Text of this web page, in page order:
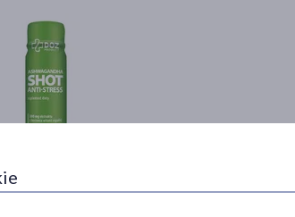
Ashwagandha Shot Anti-Stress, płyn, smak